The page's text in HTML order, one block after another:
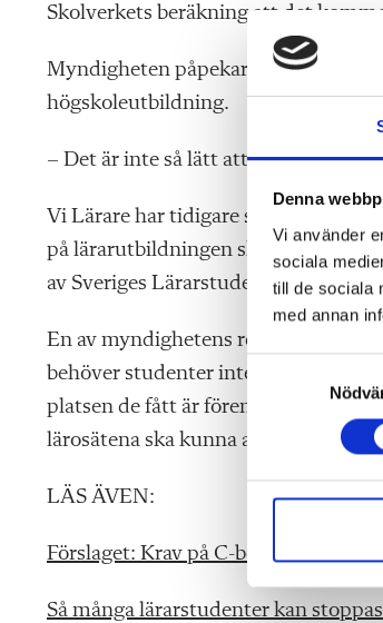
Denna
Vi använder
sociala
till de sociala
med annan
S
t
e
s
v
Skolverkets beräkning att det
Myndigheten påpekar att en hel del
högskoleutbildning.
– Det är inte så lätt att lösa det här
Vi Lärare har tidigare skrivit om att
på lärarutbildningen skulle stänga
av Sveriges Lärarstudenter.
En av myndighetens
behöver studenter inte meddela att
platsen de fått är förenad med få
lärosätena ska kunna arbeta
LÄS ÄVEN:
Förslaget: Krav på C-betyg för
Så många lärarstudenter kan